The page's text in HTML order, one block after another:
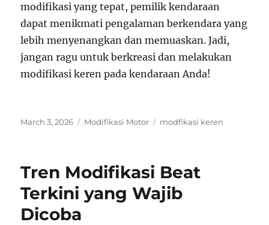
modifikasi yang tepat, pemilik kendaraan
dapat menikmati pengalaman berkendara yang
lebih menyenangkan dan memuaskan. Jadi,
jangan ragu untuk berkreasi dan melakukan
modifikasi keren pada kendaraan Anda!
Posted
March 3, 2026 Categories
Modifikasi Motor Tags
modfikasi keren
Tren Modifikasi Beat
Terkini yang Wajib
Dicoba